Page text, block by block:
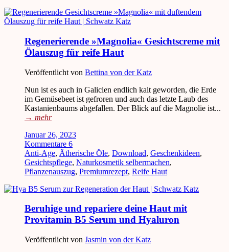
Regenerierende »Magnolia« Gesichtscreme mit
Ölauszug für reife Haut
Veröffentlicht von Bettina von der Katz
Nun ist es auch in Galicien endlich kalt geworden, die Erde
im Gemüsebeet ist gefroren und auch das letzte Laub des
Kastanienbaums abgefallen. Der Blick auf die Magnolie ist...
→ mehr
Januar 26, 2023
Kommentare 6
Anti-Age, Ätherische Öle, Download, Geschenkideen,
Gesichtspflege, Naturkosmetik selbermachen,
Pflanzenauszug, Premiumrezept, Reife Haut
Beruhige und repariere deine Haut mit
Provitamin B5 Serum und Hyaluron
Veröffentlicht von Jasmin von der Katz